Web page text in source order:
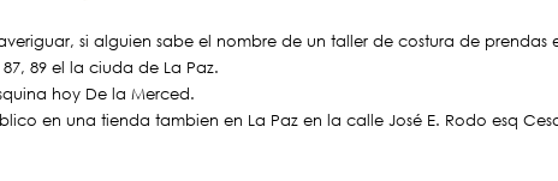
si alguien sabe el nombre de un taller de costura de prendas
89 el la ciuda de La Paz.
hoy De la Merced.
en una tienda tambien en La Paz en la calle José E. Rodo esq